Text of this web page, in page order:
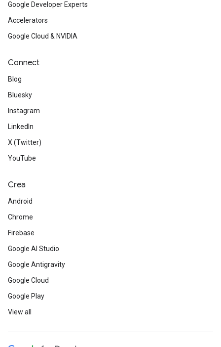
Google Developer Experts
Accelerators
Google Cloud & NVIDIA
Connect
Blog
Bluesky
Instagram
LinkedIn
X (Twitter)
YouTube
Crea
Android
Chrome
Firebase
Google AI Studio
Google Antigravity
Google Cloud
Google Play
View all